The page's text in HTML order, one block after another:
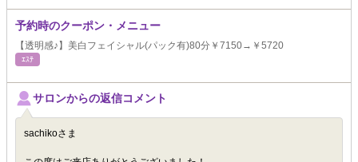
予約時のクーポン・メニュー
【透明感♪】美白フェイシャル(パック有)80分￥7150→￥5720
ｴｽﾃ
サロンからの返信コメント
sachikoさま